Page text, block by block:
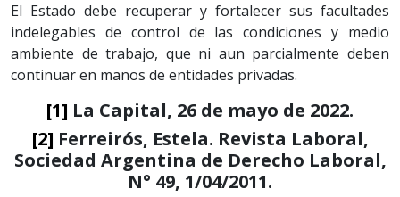
El Estado debe recuperar y fortalecer sus facultades
indelegables de control de las condiciones y medio
ambiente de trabajo, que ni aun parcialmente deben
continuar en manos de entidades privadas.
[1] La Capital, 26 de mayo de 2022.
[2] Ferreirós, Estela. Revista Laboral,
Sociedad Argentina de Derecho Laboral,
N° 49, 1/04/2011.